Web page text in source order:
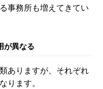
事務所も増えてきてい
が異なる
ありますが、それぞれ
ります。